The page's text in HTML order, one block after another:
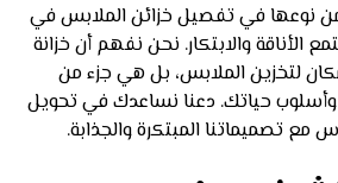
من نوعها في تفصيل خزائن الملابس في
الأناقة والابتكار. نحن نفهم أن خزانة
لتخزين الملابس، بل هي جزء من
حياتك. دعنا نساعدك في تحويل
مع تصميماتنا المبتكرة والجذابة.